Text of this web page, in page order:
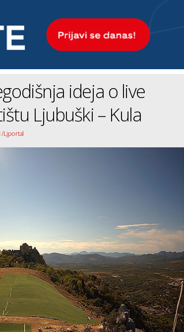
ideja o live
Ljubuški – Kula
Ljportal